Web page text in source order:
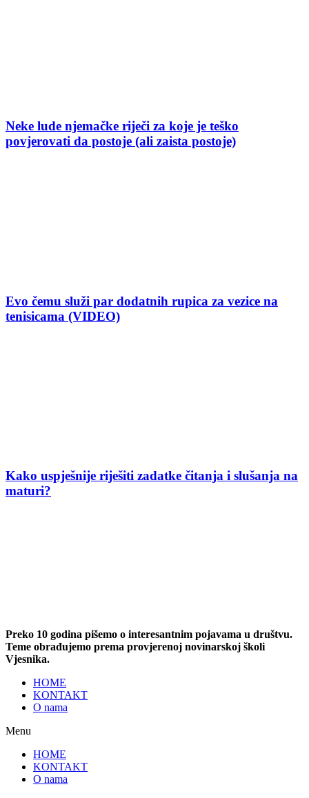
Neke lude njemačke riječi za koje je teško
povjerovati da postoje (ali zaista postoje)
Evo čemu služi par dodatnih rupica za vezice na
tenisicama (VIDEO)
Kako uspješnije riješiti zadatke čitanja i slušanja na
maturi?
Preko 10 godina pišemo o interesantnim pojavama u društvu.
Teme obrađujemo prema provjerenoj novinarskoj školi
Vjesnika.
HOME
KONTAKT
O nama
Menu
HOME
KONTAKT
O nama